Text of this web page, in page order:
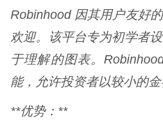
Robinhood 因其用户友好
欢迎。该平台专为初学者
于理解的图表。
能，允许投资者以较小的金
**优势：**